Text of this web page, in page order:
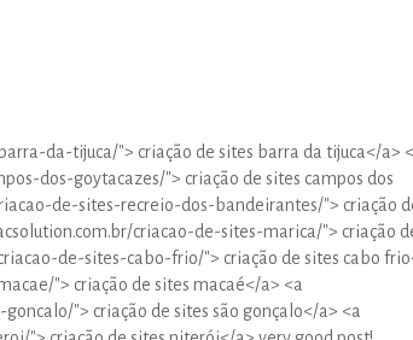
da-tijuca/"> criação de sites barra da tijuca</a>
dos-goytacazes/"> criação de sites campos dos
de-sites-recreio-dos-bandeirantes/"> criação
criacao-de-sites-marica/"> criação
de-sites-cabo-frio/"> criação de sites cabo
"> criação de sites macaé</a> <a
"> criação de sites são gonçalo</a> <a